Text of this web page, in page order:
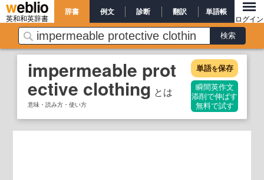
英和和英辞書
辞書 例文 診断 翻訳 単語帳
ログイン
impermeable prot
ective clothing とは
意味・読み方・使い方
単語を保存
瞬間英作文
添削で伸ばす
無料で試す